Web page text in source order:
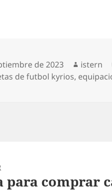
de 2023 Autor
istern
de futbol kyrios,
para comprar